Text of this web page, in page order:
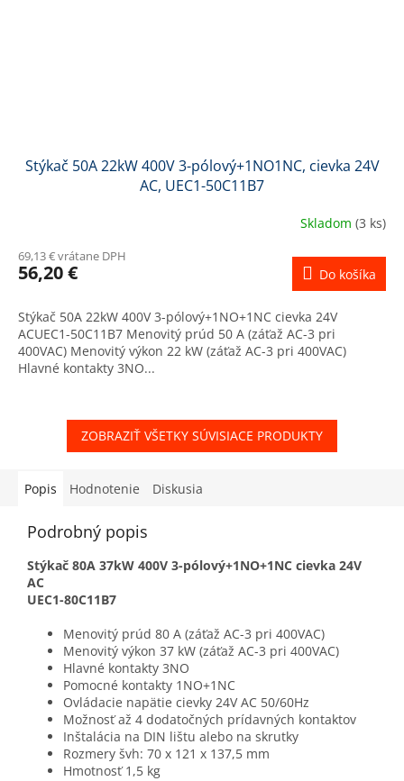
Stýkač 50A 22kW 400V 3-pólový+1NO1NC, cievka 24V
AC, UEC1-50C11B7
Skladom (3 ks)
69,13 € vrátane DPH
56,20 € Do košíka
Stýkač 50A 22kW 400V 3-pólový+1NO+1NC cievka 24V
ACUEC1-50C11B7 Menovitý prúd 50 A (záťaž AC-3 pri
400VAC) Menovitý výkon 22 kW (záťaž AC-3 pri 400VAC)
Hlavné kontakty 3NO...
ZOBRAZIŤ VŠETKY SÚVISIACE PRODUKTY
Popis Hodnotenie Diskusia
Podrobný popis
Stýkač 80A 37kW 400V 3-pólový+1NO+1NC cievka 24V
AC
UEC1-80C11B7
Menovitý prúd 80 A (záťaž AC-3 pri 400VAC)
Menovitý výkon 37 kW (záťaž AC-3 pri 400VAC)
Hlavné kontakty 3NO
Pomocné kontakty 1NO+1NC
Ovládacie napätie cievky 24V AC 50/60Hz
Možnosť až 4 dodatočných prídavných kontaktov
Inštalácia na DIN lištu alebo na skrutky
Rozmery švh: 70 x 121 x 137,5 mm
Hmotnosť 1,5 kg